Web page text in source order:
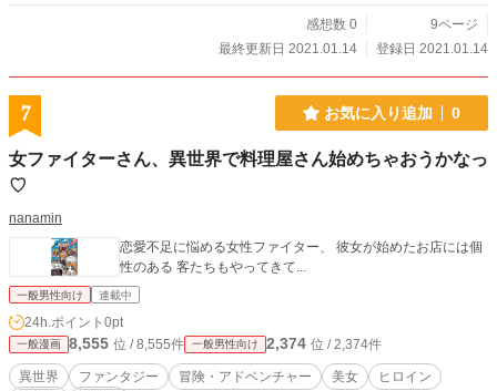
感想数 0
9ページ
最終更新日 2021.01.14
登録日 2021.01.14
7 お気に入り追加 0
女ファイターさん、異世界で料理屋さん始めちゃおうかなっ
♡
nanamin
恋愛不足に悩める女性ファイター、 彼女が始めたお店には個
性のある 客たちもやってきて...
一般男性向け 連載中
24h.ポイント 0pt
一般漫画 8,555 位 / 8,555件 一般男性向け 2,374 位 / 2,374件
異世界 ファンタジー 冒険・アドベンチャー 美女
ヒロイン